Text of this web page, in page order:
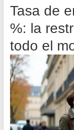
Tasa de
%: la
todo el